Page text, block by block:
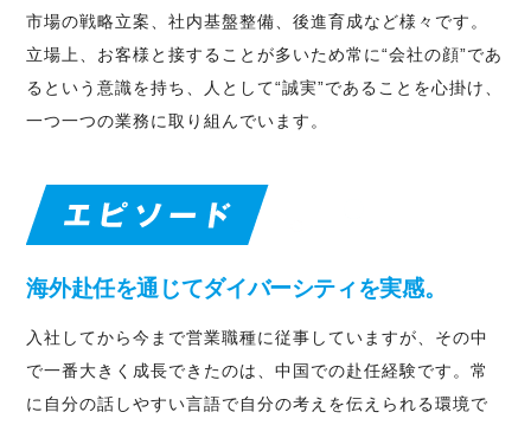
市場の戦略立案、社内基盤整備、後進育成など様々です。
立場上、お客様と接することが多いため常に“会社の顔”であ
るという意識を持ち、人として“誠実”であることを心掛け、
一つ一つの業務に取り組んでいます。
海外赴任を通じてダイバーシティを実感。
入社してから今まで営業職種に従事していますが、その中
で一番大きく成長できたのは、中国での赴任経験です。常
に自分の話しやすい言語で自分の考えを伝えられる環境で